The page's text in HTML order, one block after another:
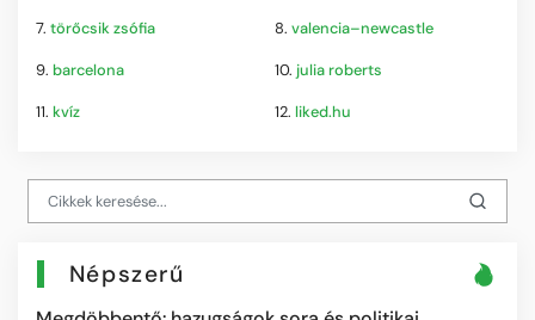
7. törőcsik zsófia 8. valencia–newcastle
9. barcelona 10. julia roberts
11. kvíz 12. liked.hu
Népszerű